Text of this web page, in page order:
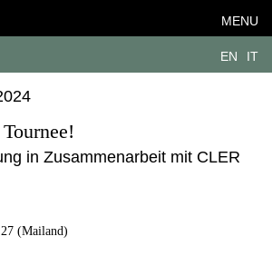
MENU
EN IT
in Zusammenarbeit mit CLER
(Mailand)